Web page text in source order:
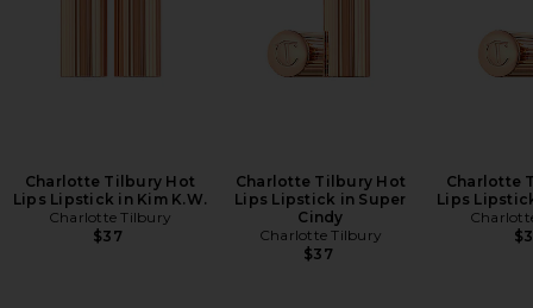
Charlotte Tilbury Hot
Lips Lipstick in Kim K.W.
Charlotte Tilbury
$37
Charlotte Tilbury Hot
Lips Lipstick in Super
Cindy
Charlotte Tilbury
$37
Charlotte
Lips